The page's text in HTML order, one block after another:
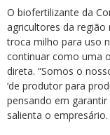
O biofertilizante da
agricultores da região
troca milho para uso
continuar como uma
direta. “Somos o
‘de produtor para
pensando em
salienta o empresário.